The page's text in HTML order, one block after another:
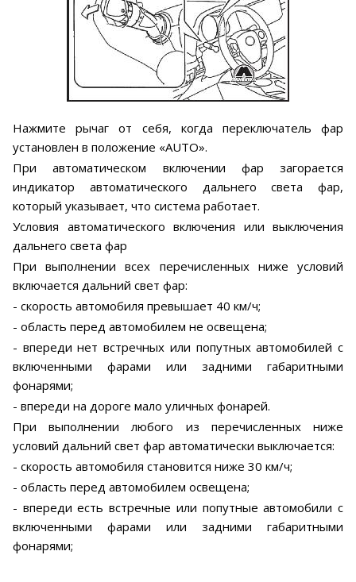
Нажмите рычаг от себя, когда переключатель фар
установлен в положение «AUTO».
При автоматическом включении фар загорается
индикатор автоматического дальнего света фар,
который указывает, что система работает.
Условия автоматического включения или выключения
дальнего света фар
При выполнении всех перечисленных ниже условий
включается дальний свет фар:
- скорость автомобиля превышает 40 км/ч;
- область перед автомобилем не освещена;
- впереди нет встречных или попутных автомобилей с
включенными фарами или задними габаритными
фонарями;
- впереди на дороге мало уличных фонарей.
При выполнении любого из перечисленных ниже
условий дальний свет фар автоматически выключается:
- скорость автомобиля становится ниже 30 км/ч;
- область перед автомобилем освещена;
- впереди есть встречные или попутные автомобили с
включенными фарами или задними габаритными
фонарями;